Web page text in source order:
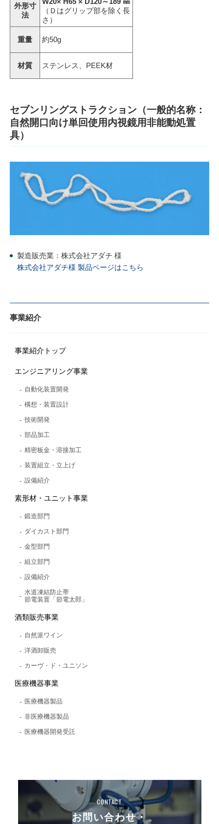
外形寸
法
（Ｄはグリップ部を除く長
さ）
重量 約50g
材質 ステンレス、PEEK材
セブンリングストラクション（一般的名称：
自然開口向け単回使用内視鏡用非能動処置
具）
製造販売業：株式会社アダチ 様
株式会社アダチ様 製品ページはこちら
事業紹介
事業紹介トップ
エンジニアリング事業
自動化装置開発
構想・装置設計
技術開発
部品加工
精密板金・溶接加工
装置組立・立上げ
設備紹介
素形材・ユニット事業
鍛造部門
ダイカスト部門
金型部門
組立部門
設備紹介
水道凍結防止帯
節電装置「節電太郎」
酒類販売事業
自然派ワイン
洋酒卸販売
カーヴ・ド・ユニソン
医療機器事業
医療機器製品
非医療機器製品
医療機器開発受託
CONTACT
お問い合わせ・